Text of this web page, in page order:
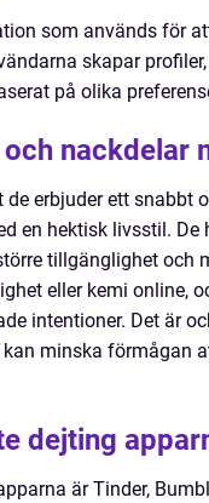
som används för
skapar
på olika
nackdelar
erbjuder ett snabbt
en hektisk livsstil.
tillgänglighet och
eller kemi online,
intentioner. Det är
minska förmågan
dejting
är Tinder,